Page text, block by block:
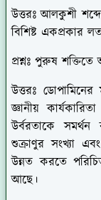
উত্তরঃআলকুশী
বিশিষ্ট একপ্রকার
প্রশ্নঃ পুরুষ
উত্তরঃ
জ্ঞানীয়
উর্বরতাকে
শুক্রাণুর সংখ্যা
উন্নত করতে
আছে।